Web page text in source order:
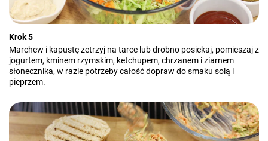
Krok 5
Marchew i kapustę zetrzyj na tarce lub drobno posiekaj, pomieszaj z
jogurtem, kminem rzymskim, ketchupem, chrzanem i ziarnem
słonecznika, w razie potrzeby całość dopraw do smaku solą i
pieprzem.